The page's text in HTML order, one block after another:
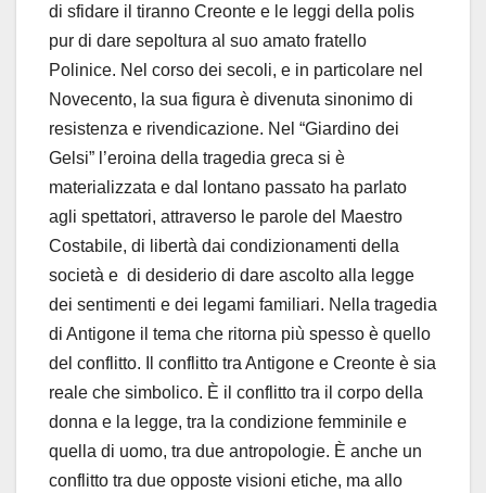
di sfidare il tiranno Creonte e le leggi della polis
pur di dare sepoltura al suo amato fratello
Polinice. Nel corso dei secoli, e in particolare nel
Novecento, la sua figura è divenuta sinonimo di
resistenza e rivendicazione. Nel “Giardino dei
Gelsi” l’eroina della tragedia greca si è
materializzata e dal lontano passato ha parlato
agli spettatori, attraverso le parole del Maestro
Costabile, di libertà dai condizionamenti della
società e di desiderio di dare ascolto alla legge
dei sentimenti e dei legami familiari. Nella tragedia
di Antigone il tema che ritorna più spesso è quello
del conflitto. Il conflitto tra Antigone e Creonte è sia
reale che simbolico. È il conflitto tra il corpo della
donna e la legge, tra la condizione femminile e
quella di uomo, tra due antropologie. È anche un
conflitto tra due opposte visioni etiche, ma allo